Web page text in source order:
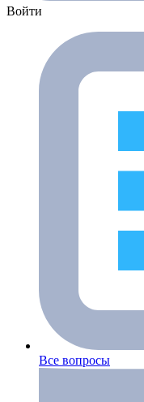
Войти
Все вопросы